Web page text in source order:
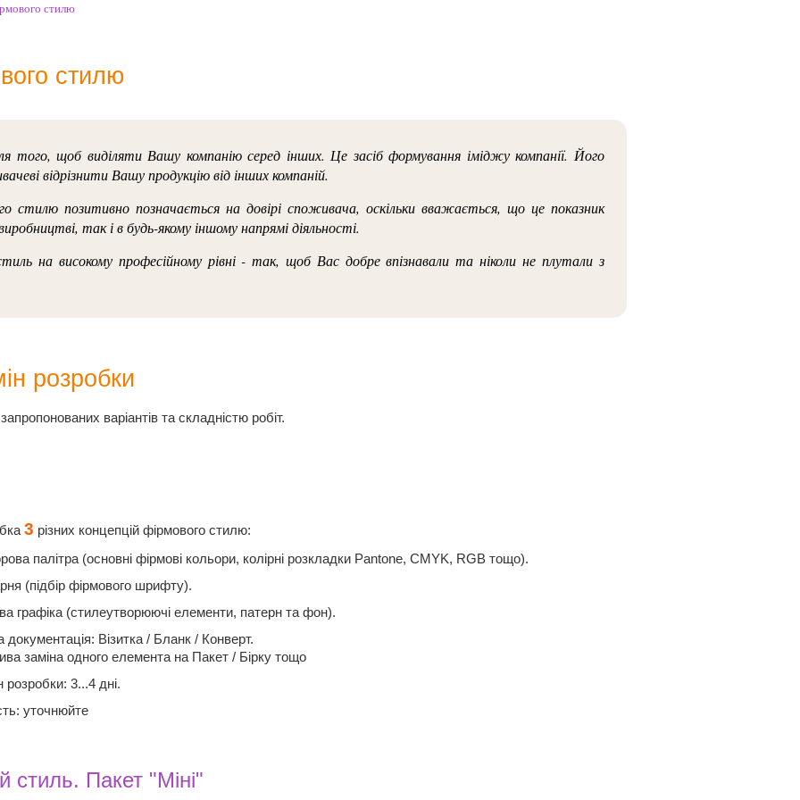
стилю
стилю
того, щоб виділяти Вашу компанію серед інших. Це засіб формування іміджу компанії. Його
відрізнити Вашу продукцію від інших компаній.
стилю позитивно позначається на довірі споживача, оскільки вважається, що це показник
так і в будь-якому іншому напрямі діяльності.
на високому професійному рівні - так, щоб Вас добре впізнавали та ніколи не плутали з
розробки
варіантів та складністю робіт.
3 різних концепцій фірмового стилю:
палітра (основні фірмові кольори, колірні розкладки Pantone, CMYK, RGB тощо).
(підбір фірмового шрифту).
графіка (стилеутворюючі елементи, патерн та фон).
документація: Візитка / Бланк / Конверт.
заміна одного елемента на Пакет / Бірку тощо
розробки: 3...4 дні.
уточнюйте
стиль. Пакет "Міні"